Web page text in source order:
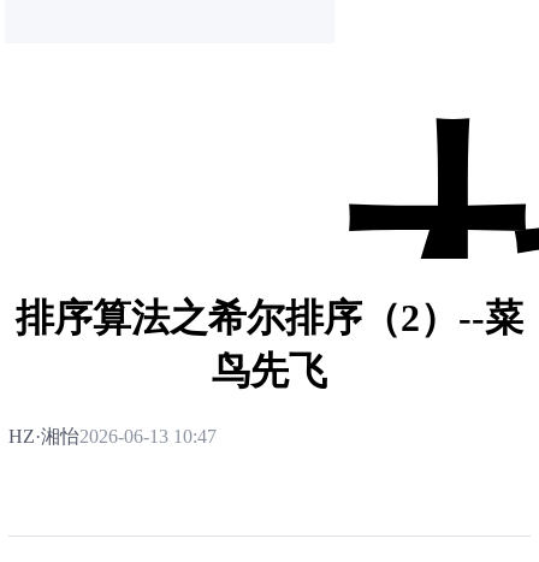
排序算法之希尔排序（2）--菜
鸟先飞
HZ·湘怡2026-06-13 10:47